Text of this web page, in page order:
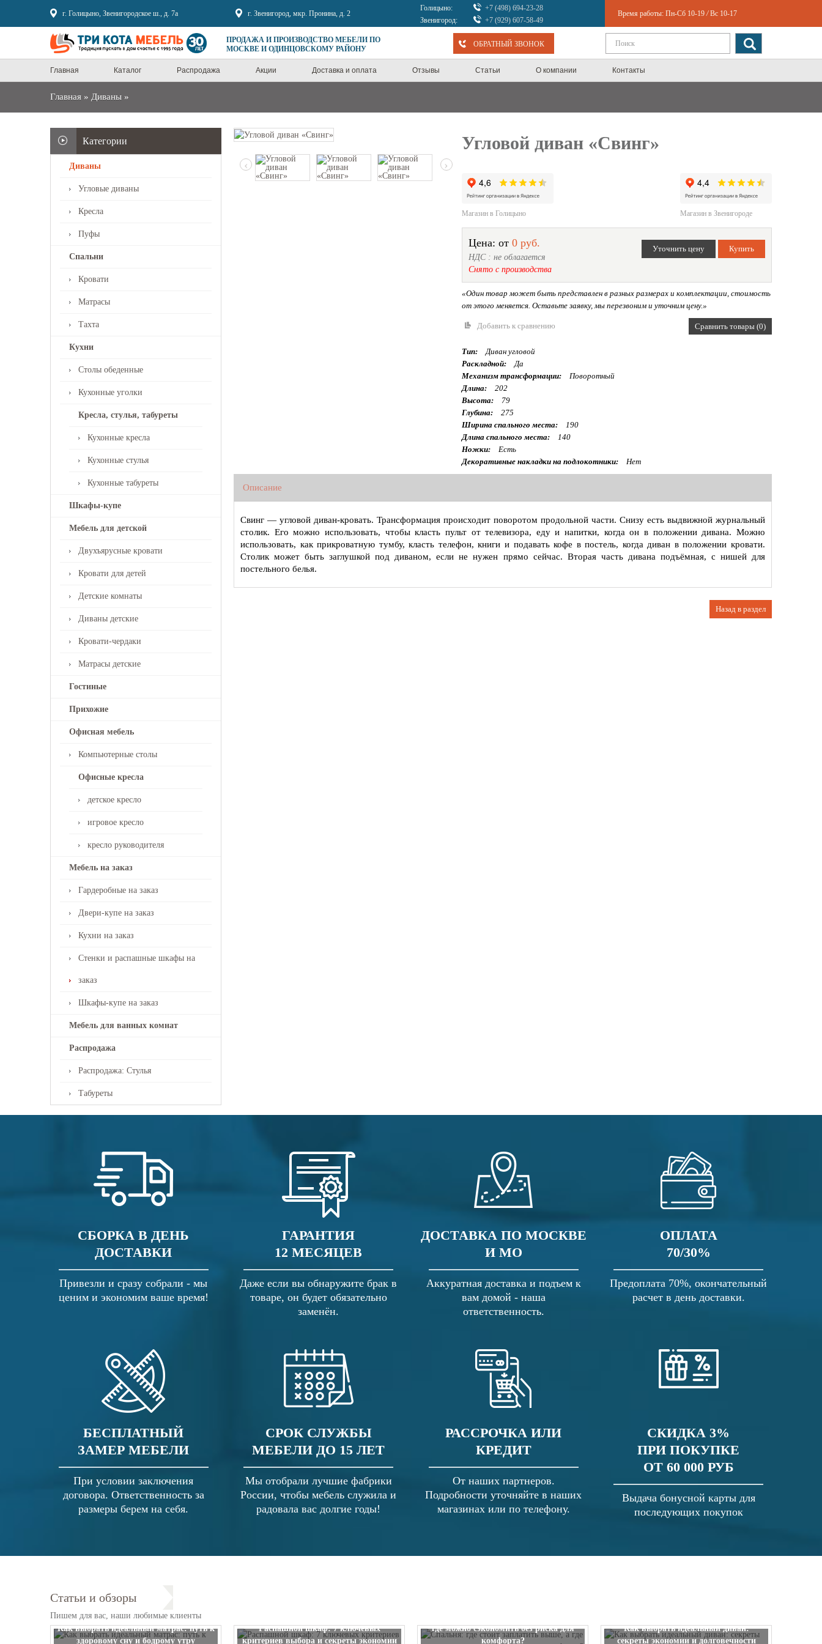
г. Голицыно, Звенигородское ш., д. 7а г. Звенигород, мкр. Пронина, д. 2
Голицыно:
+7 (498) 694-23-28
Звенигород:
+7 (929) 607-58-49
Время работы: Пн-Сб 10-19 / Вс 10-17
ПРОДАЖА И ПРОИЗВОДСТВО МЕБЕЛИ ПО
МОСКВЕ И ОДИНЦОВСКОМУ РАЙОНУ
ОБРАТНЫЙ ЗВОНОК
Главная Каталог Распродажа Акции Доставка и оплата Отзывы Статьи О компании Контакты
Главная » Диваны »
Категории
Диваны
Угловые диваны
Кресла
Пуфы
Спальни
Кровати
Матрасы
Тахта
Кухни
Столы обеденные
Кухонные уголки
Кресла, стулья, табуреты
Кухонные кресла
Кухонные стулья
Кухонные табуреты
Шкафы-купе
Мебель для детской
Двухъярусные кровати
Кровати для детей
Детские комнаты
Диваны детские
Кровати-чердаки
Матрасы детские
Гостиные
Прихожие
Офисная мебель
Компьютерные столы
Офисные кресла
детское кресло
игровое кресло
кресло руководителя
Мебель на заказ
Гардеробные на заказ
Двери-купе на заказ
Кухни на заказ
Стенки и распашные шкафы на
заказ
Шкафы-купе на заказ
Мебель для ванных комнат
Распродажа
Распродажа: Стулья
Табуреты
‹ ›
Угловой диван «Свинг»
Магазин в Голицыно Магазин в Звенигороде
Цена: от 0 руб.
НДС : не облагается
Снято с производства
«Один товар может быть представлен в разных размерах и комплектации, стоимость
от этого меняется. Оставьте заявку, мы перезвоним и уточним цену.»
Добавить к сравнению Сравнить товары (0)
Тип:
Диван угловой
Раскладной:
Да
Механизм трансформации:
Поворотный
Длина:
202
Высота:
79
Глубина:
275
Ширина спального места:
190
Длина спального места:
140
Ножки:
Есть
Декоративные накладки на подлокотники:
Нет
Описание
Свинг — угловой диван-кровать. Трансформация происходит поворотом продольной части. Снизу есть выдвижной журнальный
столик. Его можно использовать, чтобы класть пульт от телевизора, еду и напитки, когда он в положении дивана. Можно
использовать, как прикроватную тумбу, класть телефон, книги и подавать кофе в постель, когда диван в положении кровати.
Столик может быть заглушкой под диваном, если не нужен прямо сейчас. Вторая часть дивана подъёмная, с нишей для
постельного белья.
Назад в раздел
СБОРКА В ДЕНЬ
ДОСТАВКИ
Привезли и сразу собрали - мы
ценим и экономим ваше время!
ГАРАНТИЯ
12 МЕСЯЦЕВ
Даже если вы обнаружите брак в
товаре, он будет обязательно
заменён.
ДОСТАВКА ПО МОСКВЕ
И МО
Аккуратная доставка и подъем к
вам домой - наша
ответственность.
ОПЛАТА
70/30%
Предоплата 70%, окончательный
расчет в день доставки.
БЕСПЛАТНЫЙ
ЗАМЕР МЕБЕЛИ
При условии заключения
договора. Ответственность за
размеры берем на себя.
СРОК СЛУЖБЫ
МЕБЕЛИ ДО 15 ЛЕТ
Мы отобрали лучшие фабрики
России, чтобы мебель служила и
радовала вас долгие годы!
РАССРОЧКА ИЛИ
КРЕДИТ
От наших партнеров.
Подробности уточняйте в наших
магазинах или по телефону.
СКИДКА 3%
ПРИ ПОКУПКЕ
ОТ 60 000 РУБ
Выдача бонусной карты для
последующих покупок
Статьи и обзоры
Пишем для вас, наши любимые клиенты
Как выбрать идеальный матрас: путь к
здоровому сну и бодрому утру
Распашной шкаф: 7 ключевых
критериев выбора и секреты экономии
где можно сэкономить без риска для
комфорта?
Как выбрать идеальный диван:
секреты экономии и долговечности